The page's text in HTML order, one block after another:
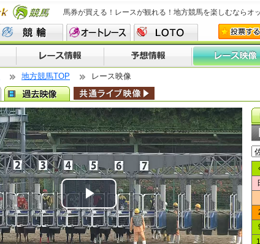
馬券が買える！レースが観れる！地方競馬を楽しむならオ
地方競馬TOP レース映像
Play
Video